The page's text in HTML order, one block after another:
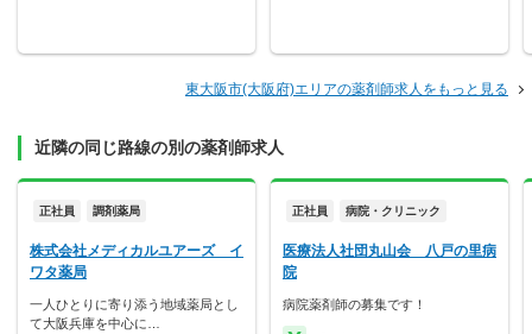
東大阪市(大阪府)エリアの薬剤師求人をもっと見る
近隣の同じ路線の別の薬剤師求人
正社員 調剤薬局
株式会社メディカルユアーズ イ
ワタ薬局
一人ひとりに寄り添う地域薬局とし
て大阪兵庫を中心に…
正社員 病院・クリニック
医療法人社団丸山会 八戸の里病
院
病院薬剤師の募集です！